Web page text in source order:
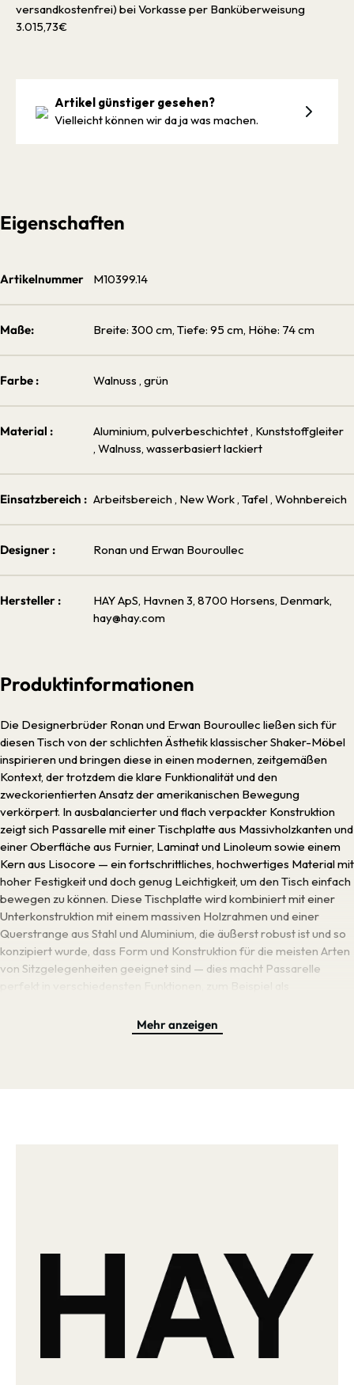
versandkostenfrei) bei Vorkasse per Banküberweisung
3.015,73€
Artikel günstiger gesehen?
Vielleicht können wir da ja was machen.
Eigenschaften
Artikelnummer M10399.14
Maße: Breite: 300 cm, Tiefe: 95 cm, Höhe: 74 cm
Farbe : Walnuss , grün
Material : Aluminium, pulverbeschichtet , Kunststoffgleiter
, Walnuss, wasserbasiert lackiert
Einsatzbereich : Arbeitsbereich , New Work , Tafel , Wohnbereich
Designer : Ronan und Erwan Bouroullec
Hersteller :
HAY ApS, Havnen 3, 8700 Horsens, Denmark,
hay@hay.com
Produktinformationen
Die Designerbrüder Ronan und Erwan Bouroullec ließen sich für
diesen Tisch von der schlichten Ästhetik klassischer Shaker-Möbel
inspirieren und bringen diese in einen modernen, zeitgemäßen
Kontext, der trotzdem die klare Funktionalität und den
zweckorientierten Ansatz der amerikanischen Bewegung
verkörpert. In ausbalancierter und flach verpackter Konstruktion
zeigt sich Passarelle mit einer Tischplatte aus Massivholzkanten und
einer Oberfläche aus Furnier, Laminat und Linoleum sowie einem
Kern aus Lisocore — ein fortschrittliches, hochwertiges Material mit
hoher Festigkeit und doch genug Leichtigkeit, um den Tisch einfach
bewegen zu können. Diese Tischplatte wird kombiniert mit einer
Unterkonstruktion mit einem massiven Holzrahmen und einer
Querstrange aus Stahl und Aluminium, die äußerst robust ist und so
konzipiert wurde, dass Form und Konstruktion für die meisten Arten
von Sitzgelegenheiten geeignet sind — dies macht Passarelle
Esstisch. Verschiedenste Optionen für Farben und Dimensionen
des Tisches unterstreichen noch einmal seine multifunktionalen
Mehr anzeigen